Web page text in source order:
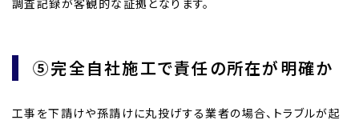
⑤完全自社施工で責任の所在が明確か
工事を下請けや孫請けに丸投げする業者の場合、トラブルが起